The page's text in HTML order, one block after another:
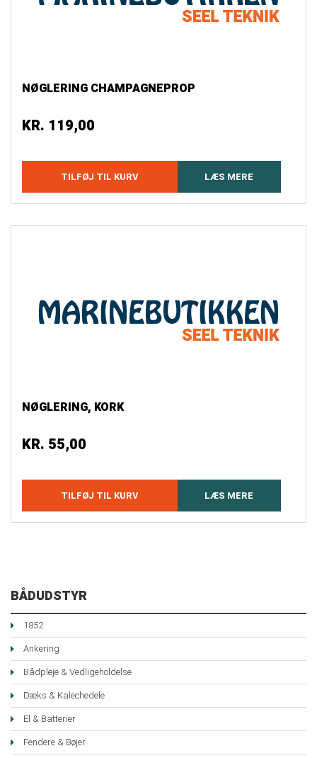
NØGLERING CHAMPAGNEPROP
KR. 119,00
TILFØJ TIL KURV LÆS MERE
NØGLERING, KORK
KR. 55,00
TILFØJ TIL KURV LÆS MERE
BÅDUDSTYR
1852
Ankering
Bådpleje & Vedligeholdelse
Dæks & Kalechedele
El & Batterier
Fendere & Bøjer